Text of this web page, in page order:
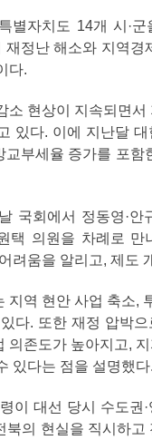
별자치도 14개 시·군
재정난 해소와 지역경
다.
소 현상이 지속되면서
있다. 이에 지난달 대
교부세율 증가를 포함
국회에서 정동영·안
택 의원을 차례로
려움을 알리고, 제도
지역 현안 사업 축소,
다. 또한 재정 압박으
의존도가 높아지고,
있다는 점을 설명했다.
이 대선 당시 수도권·
북의 현실을 직시하고